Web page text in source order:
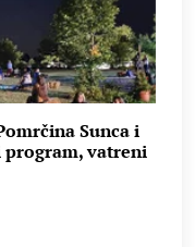
Sunca i
program, vatreni